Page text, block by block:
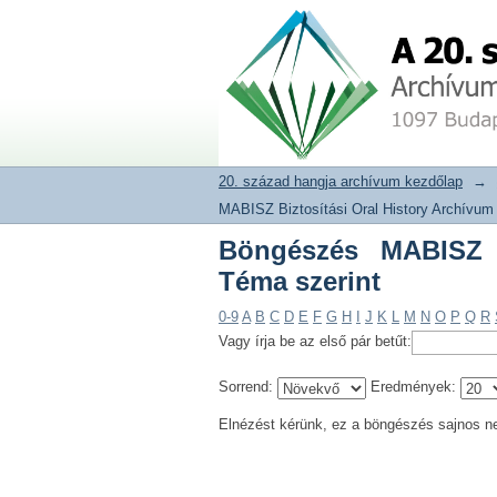
Böngészés MABISZ
20. század hangja archívum
20. század hangja archívum kezdőlap →
MABISZ Biztosítási Oral History
Böngészés
Téma szerint
0-9 A B C D E F G H J K L M N O P Q R
Vagy írja be az első pár betűt:
Sorrend: Eredmények:
Elnézést kérünk, ez a böngészés sajnos